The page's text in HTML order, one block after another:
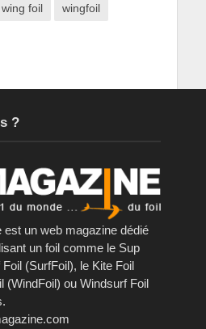
wing foil wingfoil
?
est un web magazine dédié
un foil comme le Sup
(SurfFoil), le Kite Foil
(WindFoil) ou Windsurf Foil